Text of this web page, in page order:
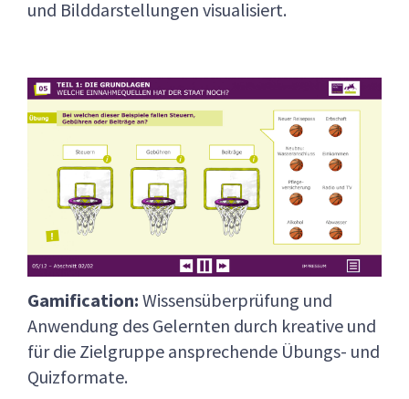
und Bilddarstellungen visualisiert.
Gamification: Wissensüberprüfung und
Anwendung des Gelernten durch kreative und
für die Zielgruppe ansprechende Übungs- und
Quizformate.